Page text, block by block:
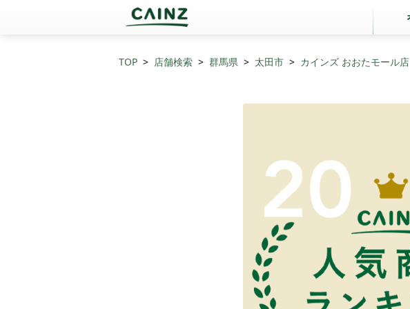
TOP 店舗検索 群馬県 太田市 カインズ おおたモール店